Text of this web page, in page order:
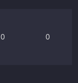
0 0